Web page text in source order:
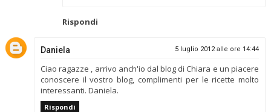
Rispondi
Daniela 5 luglio 2012 alle ore 14:44
Ciao ragazze , arrivo anch'io dal blog di Chiara e un piacere
conoscere il vostro blog, complimenti per le ricette molto
interessanti. Daniela.
Rispondi